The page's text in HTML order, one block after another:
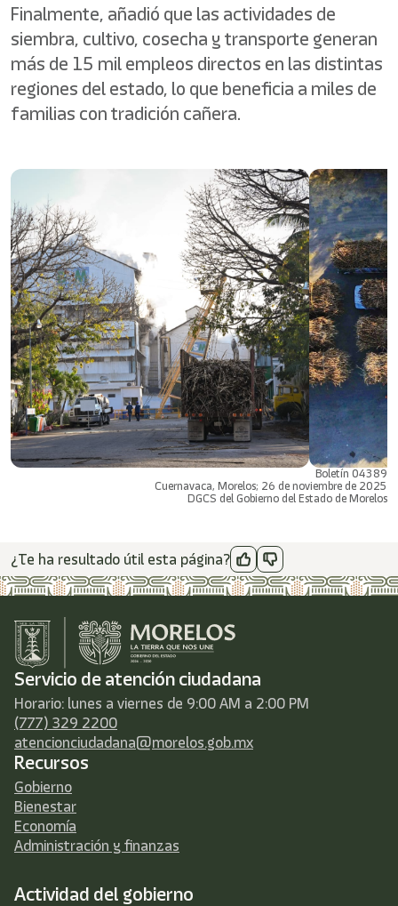
Finalmente, añadió que las actividades de
siembra, cultivo, cosecha y transporte generan
más de 15 mil empleos directos en las distintas
regiones del estado, lo que beneficia a miles de
familias con tradición cañera.
Boletín 04389
Cuernavaca, Morelos; 26 de noviembre de 2025
DGCS del Gobierno del Estado de Morelos
¿Te ha resultado útil esta página?
Servicio de atención ciudadana
Horario: lunes a viernes de 9:00 AM a 2:00 PM
(777) 329 2200
atencionciudadana@morelos.gob.mx
Recursos
Gobierno
Bienestar
Economía
Administración y finanzas
Actividad del gobierno